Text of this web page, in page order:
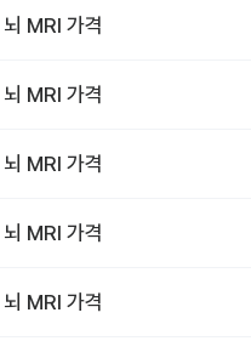
뇌 MRI 가격
뇌 MRI 가격
뇌 MRI 가격
뇌 MRI 가격
뇌 MRI 가격